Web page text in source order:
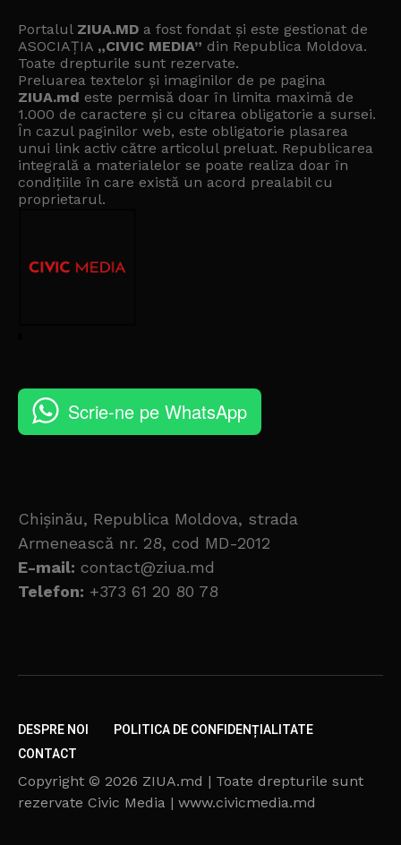
Portalul ZIUA.MD a fost fondat și este gestionat de
ASOCIAȚIA „CIVIC MEDIA” din Republica Moldova.
Toate drepturile sunt rezervate.
Preluarea textelor și imaginilor de pe pagina
ZIUA.md este permisă doar în limita maximă de
1.000 de caractere și cu citarea obligatorie a sursei.
În cazul paginilor web, este obligatorie plasarea
unui link activ către articolul preluat. Republicarea
integrală a materialelor se poate realiza doar în
condițiile în care există un acord prealabil cu
proprietarul.
Scrie-ne pe WhatsApp
Chișinău, Republica Moldova, strada
Armenească nr. 28, cod MD-2012
E-mail: contact@ziua.md
Telefon: +373 61 20 80 78
DESPRE NOI
POLITICA DE CONFIDENȚIALITATE
CONTACT
Copyright © 2026 ZIUA.md | Toate drepturile sunt
rezervate Civic Media | www.civicmedia.md